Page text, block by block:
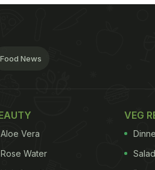
Food News
Aloe Vera
Rose Water
VEG